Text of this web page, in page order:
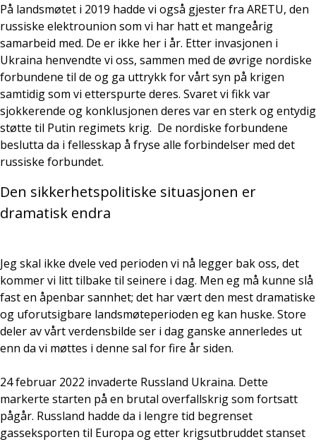
På landsmøtet i 2019 hadde vi også gjester fra ARETU, den
russiske elektrounion som vi har hatt et mangeårig
samarbeid med. De er ikke her i år. Etter invasjonen i
Ukraina henvendte vi oss, sammen med de øvrige nordiske
forbundene til de og ga uttrykk for vårt syn på krigen
samtidig som vi etterspurte deres. Svaret vi fikk var
sjokkerende og konklusjonen deres var en sterk og entydig
støtte til Putin regimets krig. De nordiske forbundene
beslutta da i fellesskap å fryse alle forbindelser med det
russiske forbundet.
Den sikkerhetspolitiske situasjonen er
dramatisk endra
Jeg skal ikke dvele ved perioden vi nå legger bak oss, det
kommer vi litt tilbake til seinere i dag. Men eg må kunne slå
fast en åpenbar sannhet; det har vært den mest dramatiske
og uforutsigbare landsmøteperioden eg kan huske. Store
deler av vårt verdensbilde ser i dag ganske annerledes ut
enn da vi møttes i denne sal for fire år siden.
24 februar 2022 invaderte Russland Ukraina. Dette
markerte starten på en brutal overfallskrig som fortsatt
pågår. Russland hadde da i lengre tid begrenset
gasseksporten til Europa og etter krigsutbruddet stanset